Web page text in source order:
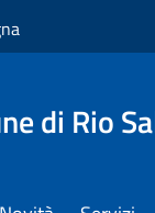
di Rio